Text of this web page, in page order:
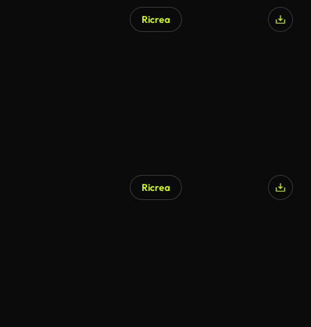
Ricrea
Ricrea